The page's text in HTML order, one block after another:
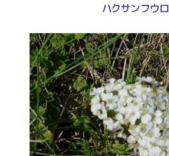
ハクサンフウロ